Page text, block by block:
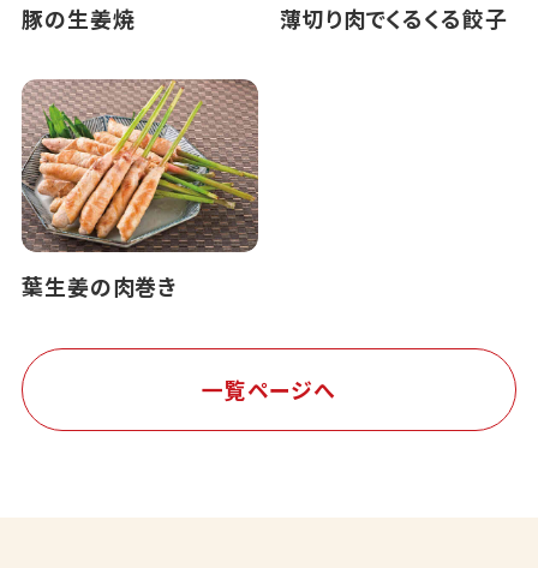
豚の生姜焼 薄切り肉でくるくる餃子
葉生姜の肉巻き
一覧ページへ